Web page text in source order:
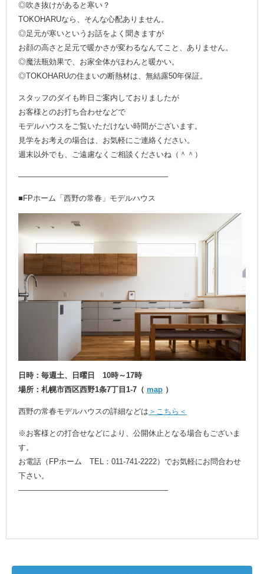
◎吹き抜けがあると寒い？
TOKOHARUなら、そんな心配ありません。
◎足元が寒いというお話をよく聞きますが
お顔の高さと足元で暖かさが変わるなんてこと、ありません。
◎魔法瓶効果で、お家全体がほわんと暖かい。
◎TOKOHARUの住まいの断熱材は、無結露50年保証。
スタッフのダイも昨日ご案内しておりましたが
お客様とのお打ち合わせなどで
モデルハウスをご覧いただけない時間がございます。
見学をお考えの場合は、お気軽にご連絡ください。
週末以外でも、ご遠慮なくご相談くださいね（＾＾）
———————————————————–
■FPホーム「西野の常春」モデルハウス
日時：毎週土、日曜日 10時～17時
場所：札幌市西区西野1条7丁目1-7（ map ）
西野の常春モデルハウスの詳細などは ＞こちら＜
※お客様との打合せなどにより、公開休止となる場合もございま
す。
お電話（FPホーム TEL：011-741-2222）でお気軽にお問合わせ
下さい。
———————————————————–